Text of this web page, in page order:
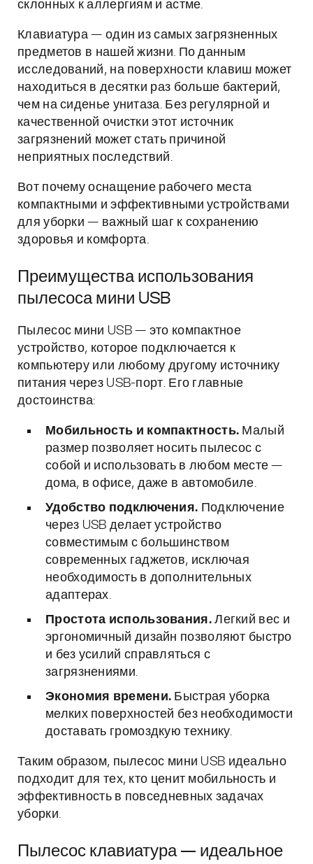
склонных к аллергиям и астме.
Клавиатура — один из самых загрязненных
предметов в нашей жизни. По данным
исследований, на поверхности клавиш может
находиться в десятки раз больше бактерий,
чем на сиденье унитаза. Без регулярной и
качественной очистки этот источник
загрязнений может стать причиной
неприятных последствий.
Вот почему оснащение рабочего места
компактными и эффективными устройствами
для уборки — важный шаг к сохранению
здоровья и комфорта.
Преимущества использования
пылесоса мини USB
Пылесос мини USB — это компактное
устройство, которое подключается к
компьютеру или любому другому источнику
питания через USB-порт. Его главные
достоинства:
Мобильность и компактность. Малый
размер позволяет носить пылесос с
собой и использовать в любом месте —
дома, в офисе, даже в автомобиле.
Удобство подключения. Подключение
через USB делает устройство
совместимым с большинством
современных гаджетов, исключая
необходимость в дополнительных
адаптерах.
Простота использования.Легкий вес и
эргономичный дизайн позволяют быстро
и без усилий справляться с
загрязнениями.
Экономия времени. Быстрая уборка
мелких поверхностей без необходимости
доставать громоздкую технику.
Таким образом, пылесос мини USB идеально
подходит для тех, кто ценит мобильность и
эффективность в повседневных задачах
уборки.
Пылесос клавиатура — идеальное